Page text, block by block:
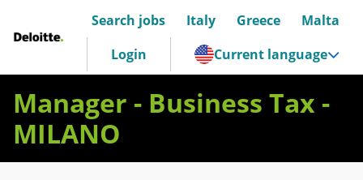
Deloitte Italia
Search jobs Italy Greece
Malta
Login
Current language
Manager - Business Tax -
MILANO